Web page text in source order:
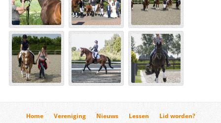
Home Vereniging Nieuws Lessen
Lid worden?